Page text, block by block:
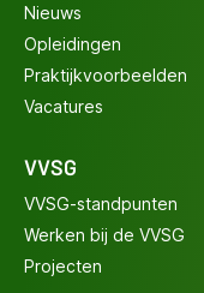
Nieuws
Opleidingen
Praktijkvoorbeelden
Vacatures
VVSG
VVSG-standpunten
Werken bij de VVSG
Projecten